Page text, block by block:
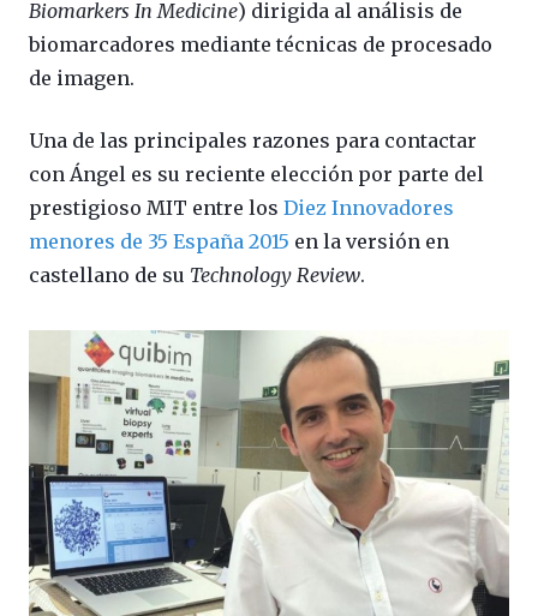
Biomarkers In Medicine) dirigida al análisis de
biomarcadores mediante técnicas de procesado
de imagen.
Una de las principales razones para contactar
con Ángel es su reciente elección por parte del
prestigioso MIT entre los Diez Innovadores
menores de 35 España 2015 en la versión en
castellano de su Technology Review.